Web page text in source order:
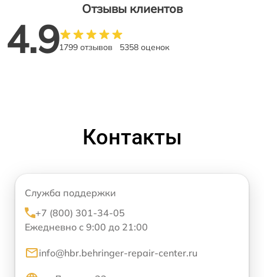
Отзывы клиентов
4.91799 отзывов 5358 оценок
Контакты
Служба поддержки
+7 (800) 301-34-05
Ежедневно с 9:00 до 21:00
info@hbr.behringer-repair-center.ru